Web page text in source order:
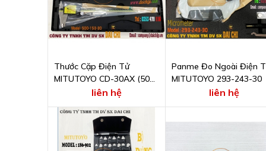
Thước Cặp Điện Tử
MITUTOYO CD-30AX (500-
liên hệ
Panme Đo Ngoài Điện
MITUTOYO 293-243-30
liên hệ